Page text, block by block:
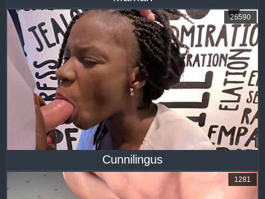
26590
Cunnilingus
1281